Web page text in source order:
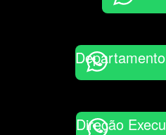
Direção